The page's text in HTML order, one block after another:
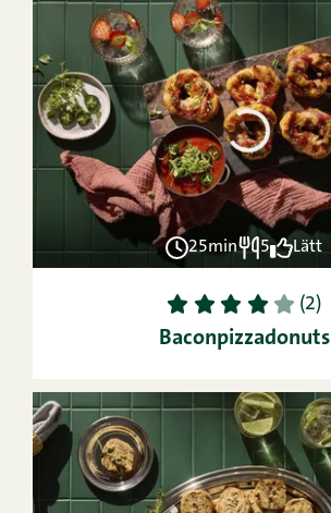
25min 5 Lätt
1 2 3 4 5 (2)
Baconpizzadonuts